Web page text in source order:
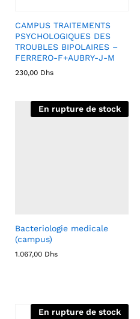
CAMPUS TRAITEMENTS
PSYCHOLOGIQUES DES
TROUBLES BIPOLAIRES –
FERRERO-F+AUBRY-J-M
230,00 Dhs
En rupture de stock
Bacteriologie medicale
(campus)
1.067,00 Dhs
En rupture de stock